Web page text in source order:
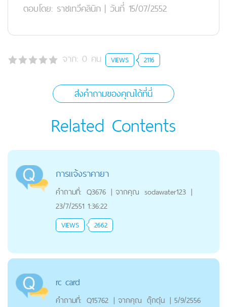
ตอบโดย: ราชเทวีคลินิก | วันที่ 15/07/2552
จาก: 0 คน VIEWS 2116
ส่งคำถามของคุณได้ที่นี่
Related Contents
การแจ้งราคายา
คำถามที่: Q3676 | จากคุณ sodawater123 |
23/7/2551 1:36:22
VIEWS 2662
rc card
คำถามที่: Q15762 | จากคุณ ตุ๊กตุ๋น | 5/9/2556